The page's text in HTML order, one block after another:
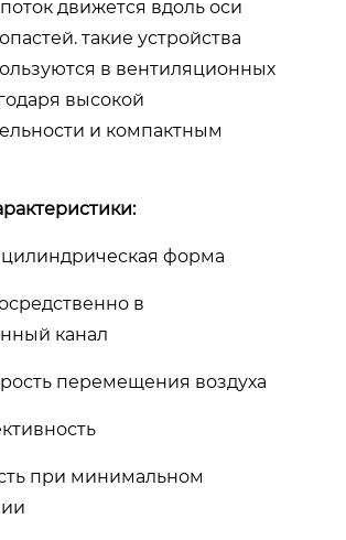
движется вдоль оси
такие устройства
в вентиляционных
высокой
и компактным
форма
в
канал
перемещения воздуха
при минимальном